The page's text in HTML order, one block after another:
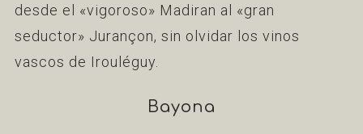
desde el «vigoroso» Madiran al «gran
seductor» Jurançon, sin olvidar los vinos
vascos de Irouléguy.
Bayona